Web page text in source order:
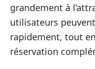
grandement à
utilisateurs
rapidement, tout
réservation